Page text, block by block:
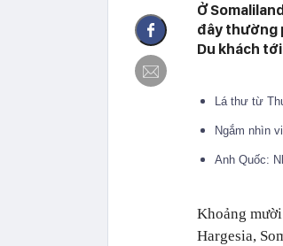
Ở
đây thường
Du khách
Lá thư từ
Ngắm nhìn
Anh Quốc:
Khoảng
Hargesia,